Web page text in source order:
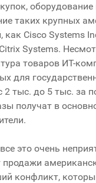
таких крупных
как Cisco Systems
Systems.
товаров ИТ-
для
2 тыс. до 5 тыс. за
получат в
это очень
конфликт,